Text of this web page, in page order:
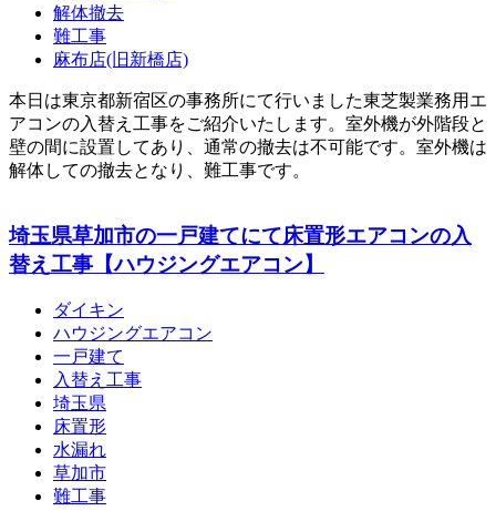
解体撤去
難工事
麻布店(旧新橋店)
本日は東京都新宿区の事務所にて行いました東芝製業務用エ
アコンの入替え工事をご紹介いたします。室外機が外階段と
壁の間に設置してあり、通常の撤去は不可能です。室外機は
解体しての撤去となり、難工事です。
埼玉県草加市の一戸建てにて床置形エアコンの入
替え工事【ハウジングエアコン】
ダイキン
ハウジングエアコン
一戸建て
入替え工事
埼玉県
床置形
水漏れ
草加市
難工事